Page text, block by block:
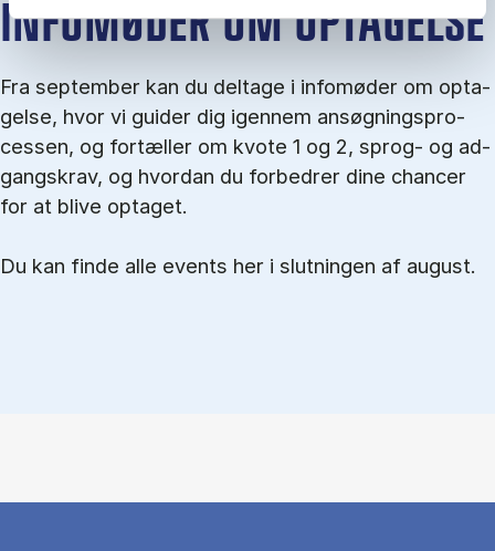
IN­FO­MØ­DER OM OP­TA­GEL­SE
Fra september kan du del­tage i in­fo­mø­der om op­ta­
gel­se, hvor vi gu­i­der dig igen­nem an­søg­nings­pro­
ces­sen, og for­tæl­ler om kvo­te 1 og 2, sprog- og ad­
gangs­krav, og hvordan du forbedrer dine chancer
for at blive optaget.
Du kan finde alle events her i slutningen af august.